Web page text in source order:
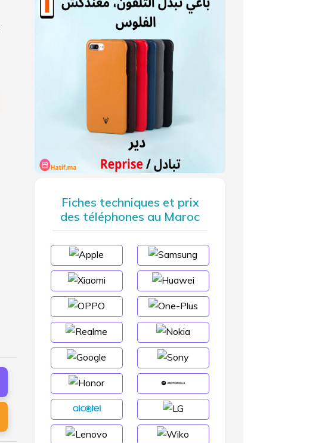
Fiches techniques et prix
des téléphones au Maroc